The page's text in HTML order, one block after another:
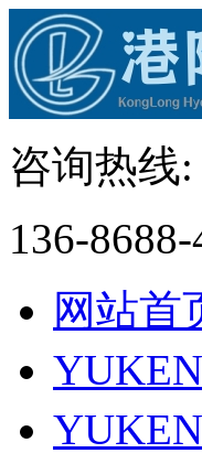
咨询热线:
136-8688-
网站首